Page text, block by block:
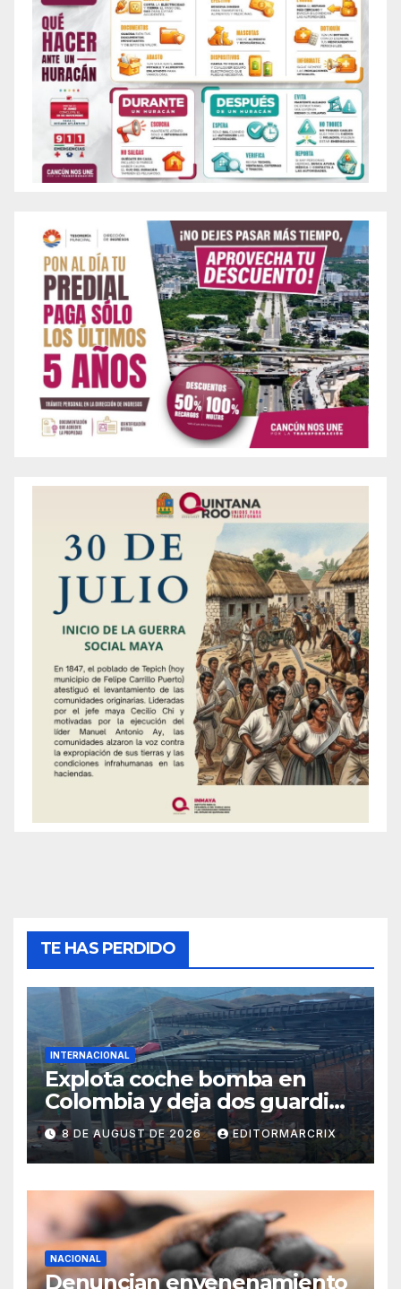
TE HAS PERDIDO
INTERNACIONAL
Explota coche bomba en
Colombia y deja dos guardias
heridos
8 DE AUGUST DE 2026 EDITORMARCRIX
NACIONAL
Denuncian envenenamiento